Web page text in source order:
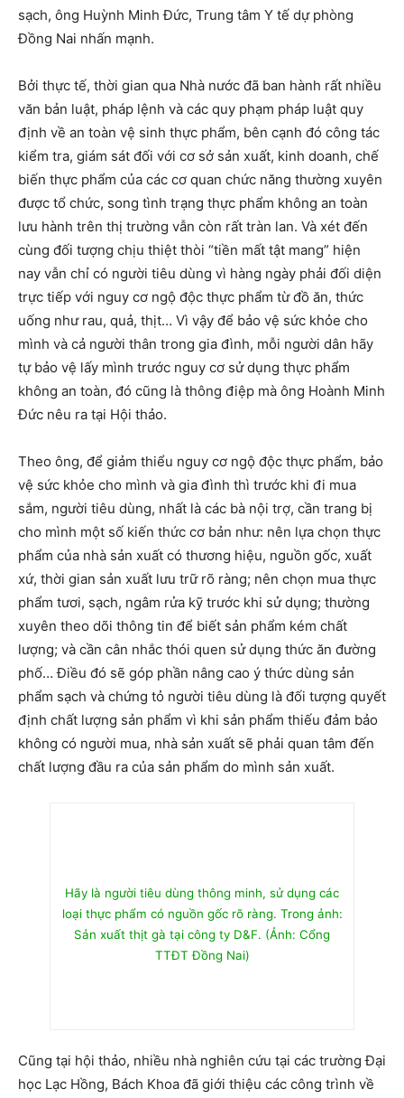
sạch, ông Huỳnh Minh Đức, Trung tâm Y tế dự phòng
Đồng Nai nhấn mạnh.
Bởi thực tế, thời gian qua Nhà nước đã ban hành rất nhiều
văn bản luật, pháp lệnh và các quy phạm pháp luật quy
định về an toàn vệ sinh thực phẩm, bên cạnh đó công tác
kiểm tra, giám sát đối với cơ sở sản xuất, kinh doanh, chế
biến thực phẩm của các cơ quan chức năng thường xuyên
được tổ chức, song tình trạng thực phẩm không an toàn
lưu hành trên thị trường vẫn còn rất tràn lan. Và xét đến
cùng đối tượng chịu thiệt thòi “tiền mất tật mang” hiện
nay vẫn chỉ có người tiêu dùng vì hàng ngày phải đối diện
trực tiếp với nguy cơ ngộ độc thực phẩm từ đồ ăn, thức
uống như rau, quả, thịt… Vì vậy để bảo vệ sức khỏe cho
mình và cả người thân trong gia đình, mỗi người dân hãy
tự bảo vệ lấy mình trước nguy cơ sử dụng thực phẩm
không an toàn, đó cũng là thông điệp mà ông Hoành Minh
Đức nêu ra tại Hội thảo.
Theo ông, để giảm thiểu nguy cơ ngộ độc thực phẩm, bảo
vệ sức khỏe cho mình và gia đình thì trước khi đi mua
sắm, người tiêu dùng, nhất là các bà nội trợ, cần trang bị
cho mình một số kiến thức cơ bản như: nên lựa chọn thực
phẩm của nhà sản xuất có thương hiệu, nguồn gốc, xuất
xứ, thời gian sản xuất lưu trữ rõ ràng; nên chọn mua thực
phẩm tươi, sạch, ngâm rửa kỹ trước khi sử dụng; thường
xuyên theo dõi thông tin để biết sản phẩm kém chất
lượng; và cần cân nhắc thói quen sử dụng thức ăn đường
phố… Điều đó sẽ góp phần nâng cao ý thức dùng sản
phẩm sạch và chứng tỏ người tiêu dùng là đối tượng quyết
định chất lượng sản phẩm vì khi sản phẩm thiếu đảm bảo
không có người mua, nhà sản xuất sẽ phải quan tâm đến
chất lượng đầu ra của sản phẩm do mình sản xuất.
Hãy là người tiêu dùng thông minh, sử dụng các
loại thực phẩm có nguồn gốc rõ ràng. Trong ảnh:
Sản xuất thịt gà tại công ty D&F. (Ảnh: Cổng
TTĐT Đồng Nai)
Cũng tại hội thảo, nhiều nhà nghiên cứu tại các trường Đại
học Lạc Hồng, Bách Khoa đã giới thiệu các công trình về